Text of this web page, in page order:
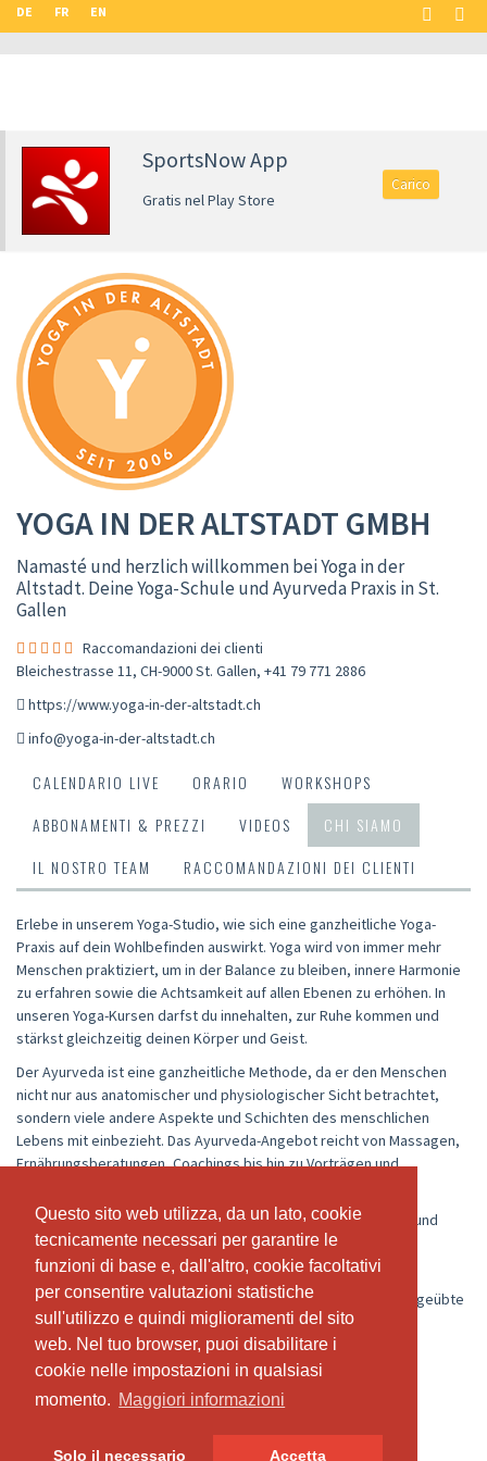
Questo sito web utilizza, da un lato, cookie
tecnicamente necessari per garantire le
funzioni di base e, dall'altro, cookie facoltativi
per consentire valutazioni statistiche
sull'utilizzo e quindi miglioramenti del sito
web. Nel tuo browser, puoi disabilitare i
cookie nelle impostazioni in qualsiasi
momento. Maggiori informazioni
Solo il necessario Accetta
Questo sito web utilizza, da un lato, cookie
tecnicamente necessari per garantire le
funzioni di base e, dall'altro, cookie facoltativi
per consentire valutazioni statistiche
sull'utilizzo e quindi miglioramenti del sito
web. Nel tuo browser, puoi disabilitare i
cookie nelle impostazioni in qualsiasi
momento. Maggiori informazioni
Solo il necessario Accetta
DE FR EN
SportsNow App
Gratis nel Play Store
Carico
YOGA IN DER ALTSTADT GMBH
Namasté und herzlich willkommen bei Yoga in der
Altstadt. Deine Yoga-Schule und Ayurveda Praxis in St.
Gallen
Raccomandazioni dei clienti
Bleichestrasse 11, CH-9000 St. Gallen, +41 79 771 2886
https://www.yoga-in-der-altstadt.ch
info@yoga-in-der-altstadt.ch
CALENDARIO LIVE ORARIO
WORKSHOPS
ABBONAMENTI & PREZZI
VIDEOS
CHI SIAMO
IL NOSTRO TEAM
RACCOMANDAZIONI DEI CLIENTI
Erlebe in unserem Yoga-Studio, wie sich eine ganzheitliche Yoga-
Praxis auf dein Wohlbefinden auswirkt. Yoga wird von immer mehr
Menschen praktiziert, um in der Balance zu bleiben, innere Harmonie
zu erfahren sowie die Achtsamkeit auf allen Ebenen zu erhöhen. In
unseren Yoga-Kursen darfst du innehalten, zur Ruhe kommen und
stärkst gleichzeitig deinen Körper und Geist.
Der Ayurveda ist eine ganzheitliche Methode, da er den Menschen
nicht nur aus anatomischer und physiologischer Sicht betrachtet,
sondern viele andere Aspekte und Schichten des menschlichen
Lebens mit einbezieht. Das Ayurveda-Angebot reicht von Massagen,
Ernährungsberatungen, Coachings bis hin zu Vorträgen und
Wir sind ein Team aus qualifizierten Lehrern und Therapeuten und
verbinden die Tradition mit den neuesten wissenschaftlichen
Erkenntnissen. Deine Gesundheit ist uns wichtig.
Bei uns sind alle herzlich willkommen, ob Yoga-Anfänger oder geübte
Yogis.
Besuche uns, wir freuen uns auf dich.
Evelyn, Alberto & Team